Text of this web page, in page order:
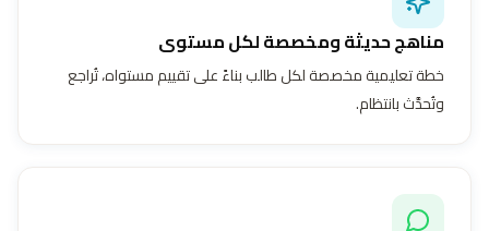
مناهج حديثة ومخصصة لكل مستوى
خطة تعليمية مخصصة لكل طالب بناءً على تقييم مستواه، تُراجع
وتُحدَّث بانتظام.